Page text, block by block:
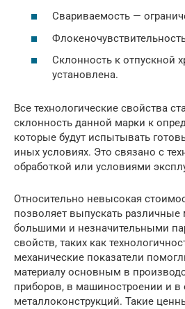
Свариваемость —
Склонность к отпускной
установлена.
Все технологические свойства
склонность данной марки к
которые будут испытывать
иных условиях. Это связано с
обработкой или условиями
Относительно невысокая
позволяет выпускать различные
большими и незначительными
свойств, таких как
механические показатели
материалу основным в
приборов, в машиностроении и в
металлоконструкций. Такие